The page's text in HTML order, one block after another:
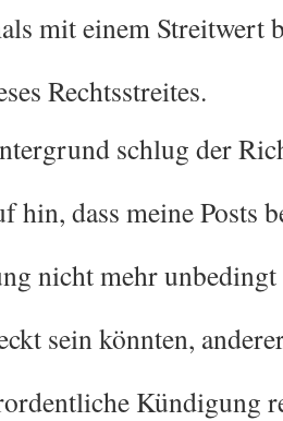
mit einem Streitwert
Rechtsstreites.
schlug der
hin, dass meine Posts
nicht mehr
sein könnten,
Kündigung